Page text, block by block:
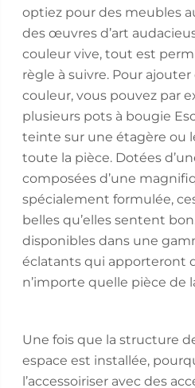
optiez pour des meubles
des œuvres d’art
couleur vive, tout est
règle à suivre. Pour
couleur, vous pouvez par
plusieurs pots à bougie
teinte sur une étagère ou
toute la pièce. Dotées
composées d’une
spécialement formulée,
belles qu’elles sentent
disponibles dans une
éclatants qui apporteront
n’importe quelle pièce de
Une fois que la structure
espace est installée,
l’accessoiriser avec des